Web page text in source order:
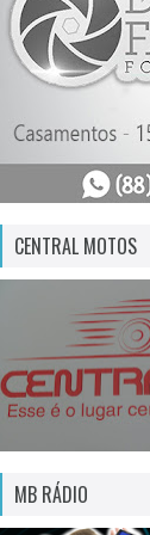
CENTRAL MOTOS
MB RÁDIO